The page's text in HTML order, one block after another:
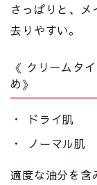
さっぱりと、
去りやすい。
《 クリームタ
め》
ドライ肌
ノーマル肌
適度な油分を含